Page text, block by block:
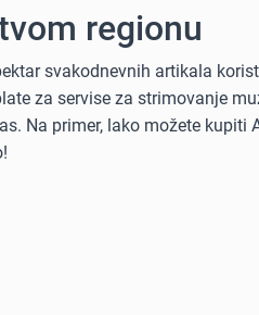
regionu
svakodnevnih artikala
za servise za strimovanje
Na primer, lako možete